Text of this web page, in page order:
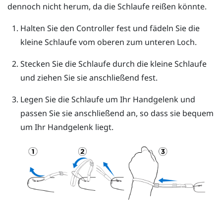
dennoch nicht herum, da die Schlaufe reißen könnte.
Halten Sie den Controller fest und fädeln Sie die
kleine Schlaufe vom oberen zum unteren Loch.
Stecken Sie die Schlaufe durch die kleine Schlaufe
und ziehen Sie sie anschließend fest.
Legen Sie die Schlaufe um Ihr Handgelenk und
passen Sie sie anschließend an, so dass sie bequem
um Ihr Handgelenk liegt.